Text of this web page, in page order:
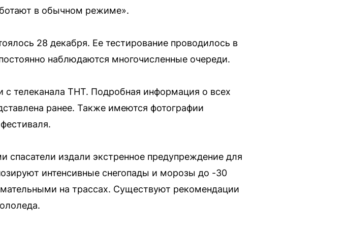
в обычном режиме».
28 декабря. Ее тестирование проводилось в
наблюдаются многочисленные очереди.
телеканала ТНТ. Подробная информация о всех
ранее. Также имеются фотографии
издали экстренное предупреждение для
интенсивные снегопады и морозы до -30
на трассах. Существуют рекомендации